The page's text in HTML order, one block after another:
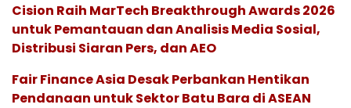
Cision Raih MarTech Breakthrough Awards 2026
untuk Pemantauan dan Analisis Media Sosial,
Distribusi Siaran Pers, dan AEO
Fair Finance Asia Desak Perbankan Hentikan
Pendanaan untuk Sektor Batu Bara di ASEAN